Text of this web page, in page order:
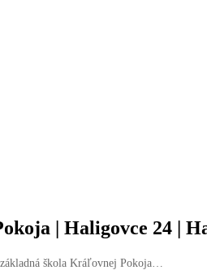
| Haligovce 24 |
škola Kráľovnej Pokoja…